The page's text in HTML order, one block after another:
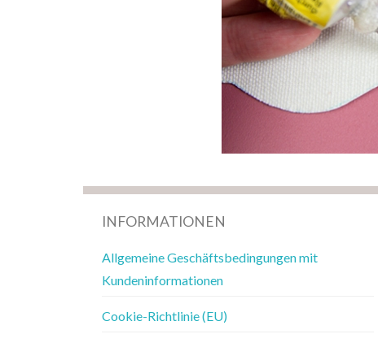
INFORMATIONEN
Allgemeine Geschäftsbedingungen mit
Kundeninformationen
Cookie-Richtlinie (EU)